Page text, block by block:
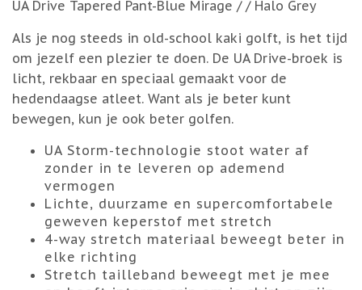
UA Drive Tapered Pant-Blue Mirage / / Halo Grey
Als je nog steeds in old-school kaki golft, is het tijd
om jezelf een plezier te doen. De UA Drive-broek is
licht, rekbaar en speciaal gemaakt voor de
hedendaagse atleet. Want als je beter kunt
bewegen, kun je ook beter golfen.
UA Storm-technologie stoot water af
zonder in te leveren op ademend
vermogen
Lichte, duurzame en supercomfortabele
geweven keperstof met stretch
4-way stretch materiaal beweegt beter in
elke richting
Stretch tailleband beweegt met je mee